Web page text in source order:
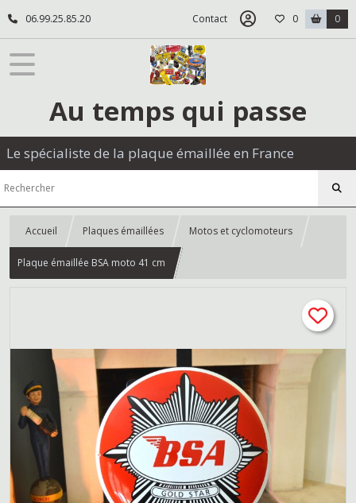
06.99.25.85.20 Contact 0 0
Au temps qui passe
Le spécialiste de la plaque émaillée en France
Accueil Plaques émaillées Motos et cyclomoteurs
Plaque émaillée BSA moto 41 cm